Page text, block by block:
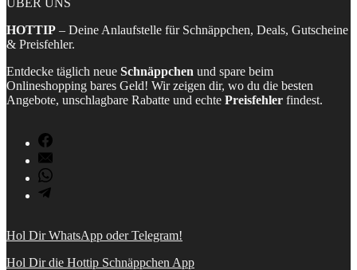
ÜBER UNS
HOTTIP – Deine Anlaufstelle für Schnäppchen, Deals, Gutscheine
& Preisfehler.
Entdecke täglich neue Schnäppchen und spare beim
Onlineshopping bares Geld! Wir zeigen dir, wo du die besten
Angebote, unschlagbare Rabatte und echte Preisfehler findest.
Hol Dir WhatsApp oder Telegram!
Hol Dir die Hottip Schnäppchen App